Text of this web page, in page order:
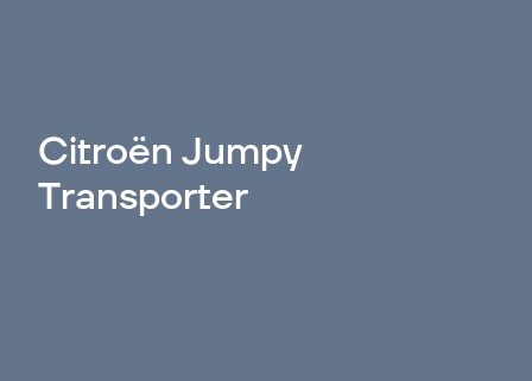
Citroën Jumpy
Transporter